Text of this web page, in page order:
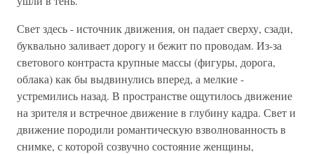
Свет здесь - источник движения, он падает сверху, сзади,
буквально заливает дорогу и бежит по проводам. Из-за
светового контраста крупные массы (фигуры, дорога,
облака) как бы выдвинулись вперед, а мелкие -
устремились назад. В пространстве ощутилось движение
на зрителя и встречное движение в глубину кадра. Свет и
движение породили романтическую взволнованность в
снимке, с которой созвучно состояние женщины,